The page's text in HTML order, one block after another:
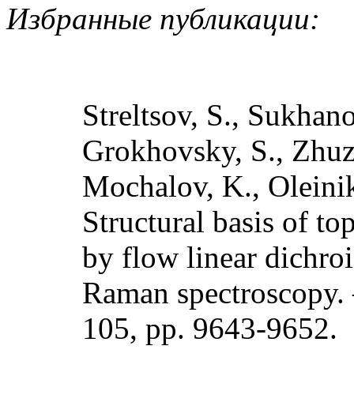
Избранные публикации:
Streltsov, S.,
Grokhovsky, S.,
Mochalov, K.,
Structural basis of
by flow linear
Raman
105, pp. 9643-9652.